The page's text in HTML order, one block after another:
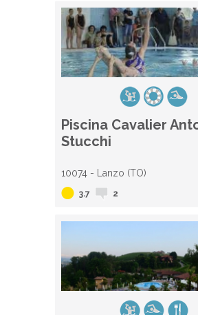
Piscina Cavalier
Stucchi
10074 - Lanzo (TO)
3.7 2